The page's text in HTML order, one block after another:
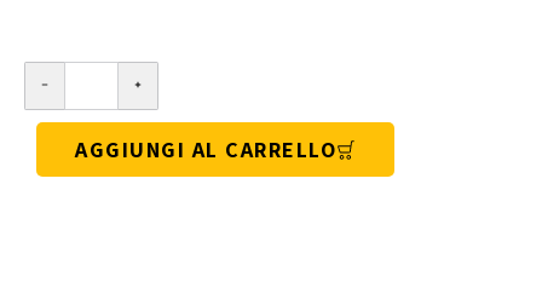
AGGIUNGI AL CARRELLO